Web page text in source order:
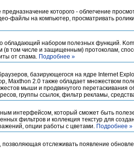
которого - облегчение
файлы на компьютер, просматривать
обладающий набором полезных функций.
(в том числе и защищенным) протоколам,
от спама. Подробнее »
базирующегося на ядре Internet
Maxthon 2.0 также обладает множеством
мыши и продвинутого перетаскивания
группы ссылок, фильтр рекламы,
интерфейсом, который сможет быть
фильтров и коллекция текстур для
опции работы с цветами. Подробнее »
отслеживать появление